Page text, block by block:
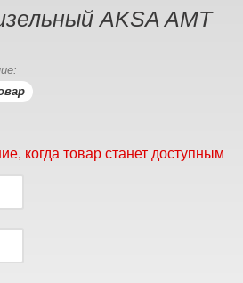
AKSA AMT
когда товар станет доступным